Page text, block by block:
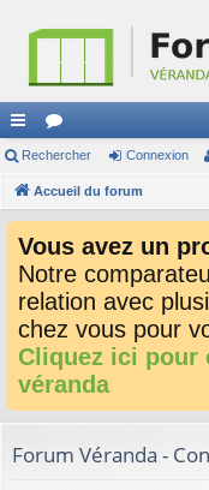
ac
co
ci
or
u
s
Rechercher Connexion
Accueil du forum
Vous avez un
Notre
relation avec
chez vous pour
Cliquez ici pour
véranda
Forum Véranda -